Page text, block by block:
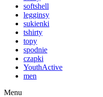
softshell
legginsy
sukienki
tshirty
topy
spodnie
czapki
YouthActive
men
Menu